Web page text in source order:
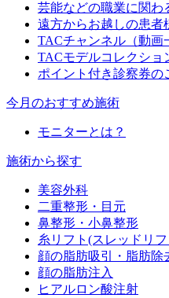
芸能などの職業に関わ
遠方からお越しの患者
TACチャンネル（動画
TACモデルコレクショ
ポイント付き診察券の
今月のおすすめ施術
モニターとは？
施術から探す
美容外科
二重整形・目元
鼻整形・小鼻整形
糸リフト(スレッドリ
顔の脂肪吸引・脂肪除
顔の脂肪注入
ヒアルロン酸注射